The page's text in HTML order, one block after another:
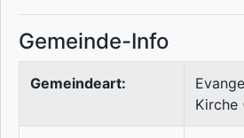
Gemeinde-Info
Gemeindeart:
Kirche